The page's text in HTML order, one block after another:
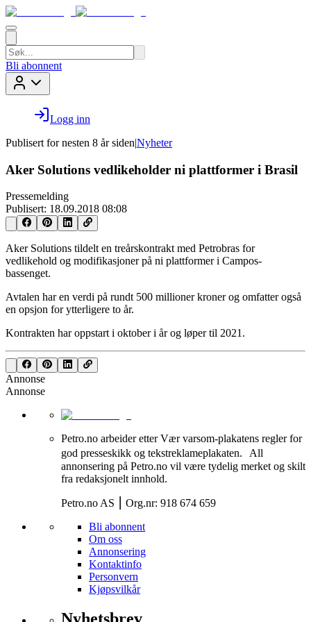
Bli abonnent
Logg inn
Publisert for nesten 8 år siden|Nyheter
Aker Solutions vedlikeholder ni plattformer i Brasil
Pressemelding
Publisert: 18.09.2018 08:08
Aker Solutions tildelt en treårskontrakt med Petrobras for
vedlikehold og modifikasjoner på ni plattformer i Campos-
bassenget.
Avtalen har en verdi på rundt 500 millioner kroner og omfatter også
en opsjon for ytterligere to år.
Kontrakten har oppstart i oktober i år og løper til 2021.
Annonse
Annonse
Petro.no arbeider etter Vær varsom-plakatens regler for
god presseskikk og tekstreklameplakaten. All
annonsering på Petro.no vil være tydelig merket og skilt
fra redaksjonelt innhold.
Petro.no AS ⎮ Org.nr: 918 674 659
Bli abonnent
Om oss
Annonsering
Kontaktinfo
Personvern
Kjøpsvilkår